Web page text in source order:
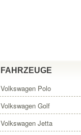
FAHRZEUGE
Volkswagen Polo
Volkswagen Golf
Volkswagen Jetta